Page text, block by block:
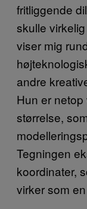
fritliggende
skulle
viser mig
andre
Hun er
størrelse,
Tegningen
koordinater,
virker som